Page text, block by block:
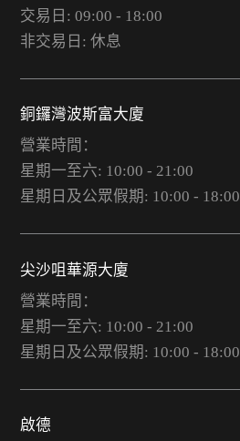
交易日: 09:00 - 18:00
非交易日: 休息
銅鑼灣波斯富大廈
營業時間：
星期一至六: 10:00 - 21:00
星期日及公眾假期: 10:00 - 18:00
尖沙咀華源大廈
營業時間：
星期一至六: 10:00 - 21:00
星期日及公眾假期: 10:00 - 18:00
啟德